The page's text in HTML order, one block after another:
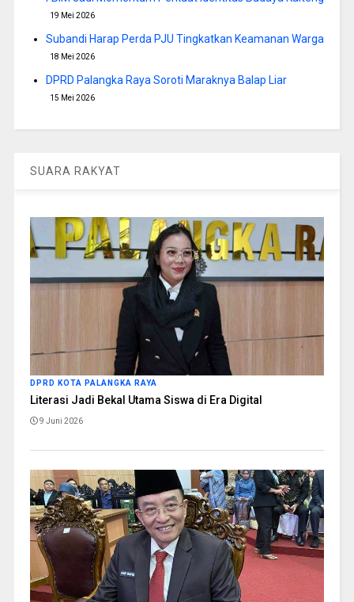
19 Mei 2026
Subandi Harap Perda PJU Tingkatkan Keamanan Warga
18 Mei 2026
DPRD Palangka Raya Soroti Maraknya Balap Liar
15 Mei 2026
SUARA RAKYAT
DPRD KOTA PALANGKA RAYA
Literasi Jadi Bekal Utama Siswa di Era Digital
9 Juni 2026